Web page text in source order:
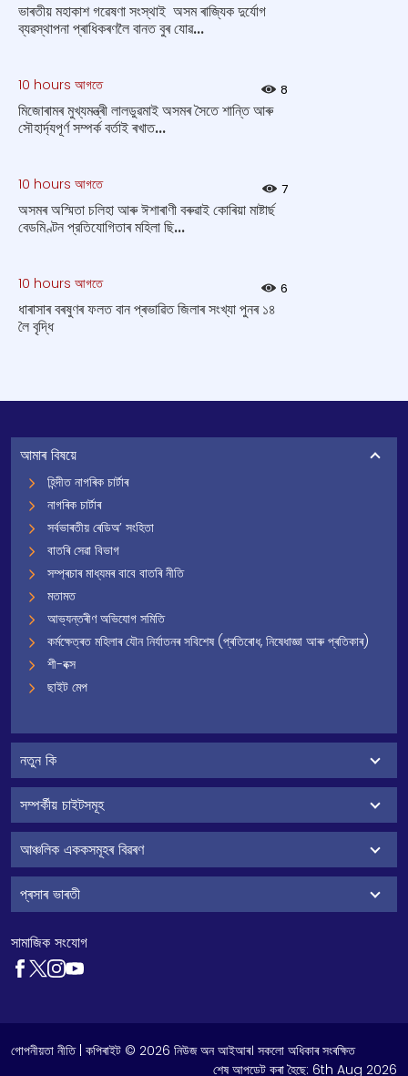
ভাৰতীয় মহাকাশ গৱেষণা সংস্থাই অসম ৰাজ্যিক দুৰ্যোগ
ব্যৱস্থাপনা প্ৰাধিকৰণলৈ বানত বুৰ যোৱ...
10 hours আগতে 8
মিজোৰামৰ মুখ্যমন্ত্ৰী লালডুৱমাই অসমৰ সৈতে শান্তি আৰু
সৌহাৰ্দ্যপূৰ্ণ সম্পৰ্ক বৰ্তাই ৰখাত...
10 hours আগতে 7
অসমৰ অস্মিতা চলিহা আৰু ঈশাৰাণী বৰুৱাই কোৰিয়া মাষ্টাৰ্ছ
বেডমিণ্টন প্রতিযোগিতাৰ মহিলা ছি...
10 hours আগতে 6
ধাৰাসাৰ বৰষুণৰ ফলত বান প্ৰভাৱিত জিলাৰ সংখ্যা পুনৰ ১৪
লৈ বৃদ্ধি
আমাৰ বিষয়ে
হিন্দীত নাগৰিক চাৰ্টাৰ
নাগৰিক চাৰ্টাৰ
সৰ্বভাৰতীয় ৰেডিঅ’ সংহিতা
বাতৰি সেৱা বিভাগ
সম্প্ৰচাৰ মাধ্যমৰ বাবে বাতৰি নীতি
মতামত
আভ্যন্তৰীণ অভিযোগ সমিতি
কৰ্মক্ষেত্ৰত মহিলাৰ যৌন নিৰ্যাতনৰ সবিশেষ (প্ৰতিৰোধ, নিষেধাজ্ঞা আৰু প্ৰতিকাৰ)
শী-বক্স
ছাইট মেপ
নতুন কি
সম্পৰ্কীয় চাইটসমূহ
আঞ্চলিক এককসমূহৰ বিৱৰণ
প্ৰসাৰ ভাৰতী
সামাজিক সংযোগ
গোপনীয়তা নীতি| কপিৰাইট © 2026 নিউজ অন আইআৰ। সকলো অধিকাৰ সংৰক্ষিত
শেষ আপডেট কৰা হৈছে: 6th Aug 2026